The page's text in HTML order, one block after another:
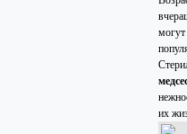
могут
их